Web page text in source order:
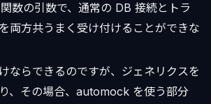
数の引数で、通常の DB 接続とトラ
両方共うまく受け付けることができな
ならできるのですが、ジェネリクスを
、その場合、automock を使う部分